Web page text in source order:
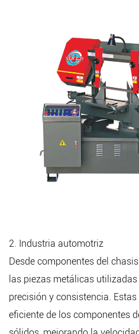
2. Industria automotriz
Desde componentes del
las piezas metálicas
precisión y consistencia.
eficiente de los componentes